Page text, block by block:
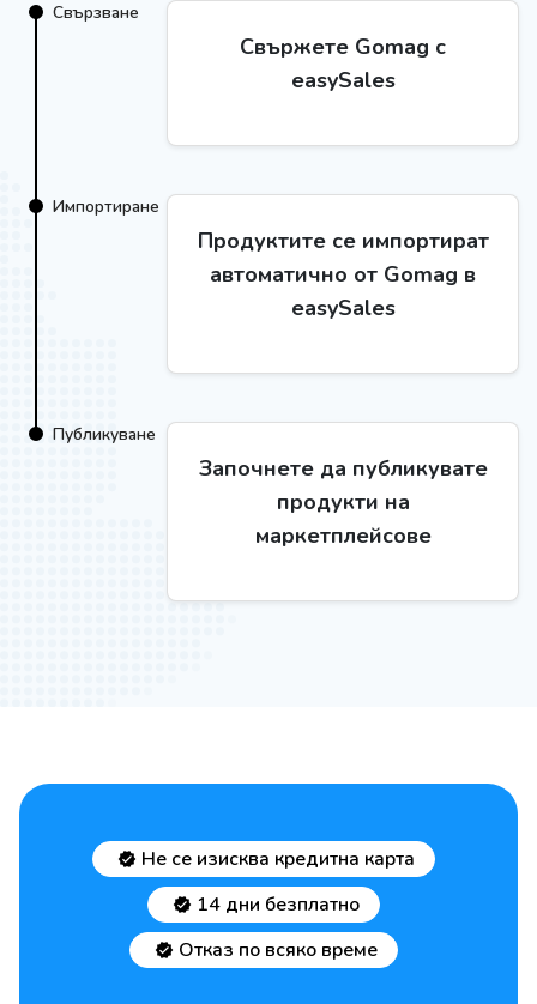
Свързване
Свържете Gomag с
easySales
Импортиране
Продуктите се импортират
автоматично от Gomag в
easySales
Публикуване
Започнете да публикувате
продукти на
маркетплейсове
Не се изисква кредитна карта
14 дни безплатно
Отказ по всяко време